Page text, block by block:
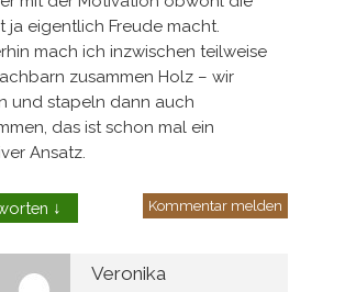
ja eigentlich Freude macht.
mach ich inzwischen teilweise
zusammen Holz – wir
und stapeln dann auch
das ist schon mal ein
Ansatz.
↓ Kommentar melden
Veronika